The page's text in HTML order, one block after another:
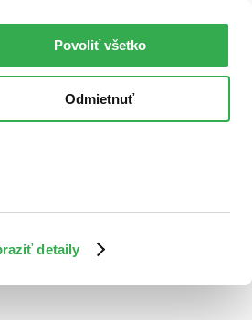
detaily
Povoliť všetko
Odmietnuť